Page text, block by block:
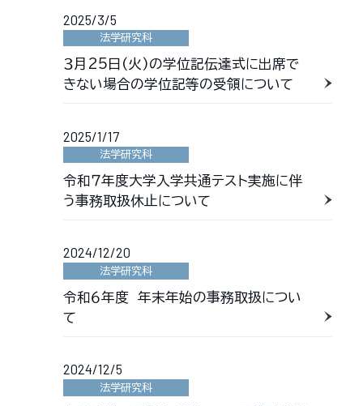
2025/3/5
法学研究科
３月25日(火)の学位記伝達式に出席で
きない場合の学位記等の受領について
2025/1/17
法学研究科
令和７年度大学入学共通テスト実施に伴
う事務取扱休止について
2024/12/20
法学研究科
令和６年度 年末年始の事務取扱につい
て
2024/12/5
法学研究科